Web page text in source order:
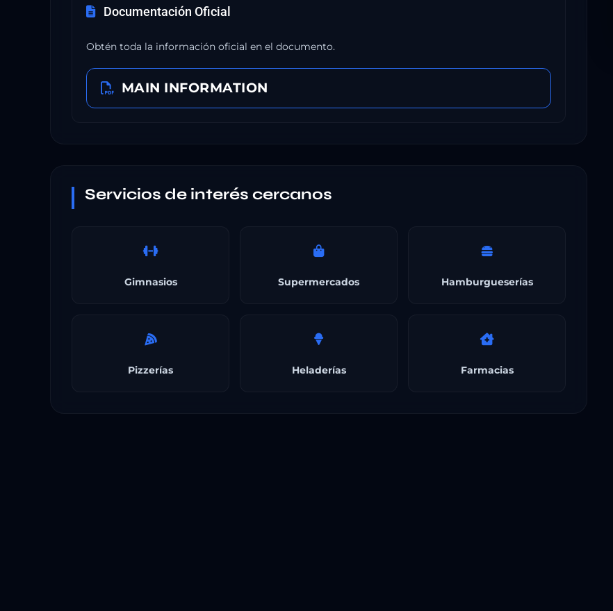
Documentación Oficial
Obtén toda la información oficial en el documento.
MAIN INFORMATION
Servicios de interés cercanos
Gimnasios Supermercados Hamburgueserías
Pizzerías Heladerías Farmacias